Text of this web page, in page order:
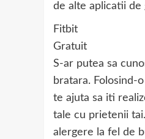
de alte aplicatii de
Fitbit
Gratuit
S-ar putea sa
bratara. Folosind-
te ajuta sa iti
tale cu prietenii
alergere la fel de